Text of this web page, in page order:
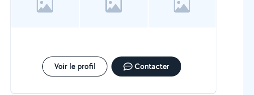
Voir le profil Contacter